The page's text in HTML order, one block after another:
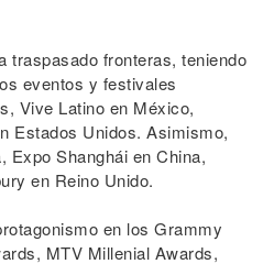
traspasado fronteras, teniendo
eventos y festivales
Vive Latino en México,
Estados Unidos. Asimismo,
Expo Shanghái en China,
en Reino Unido.
en los Grammy
MTV Millenial Awards,